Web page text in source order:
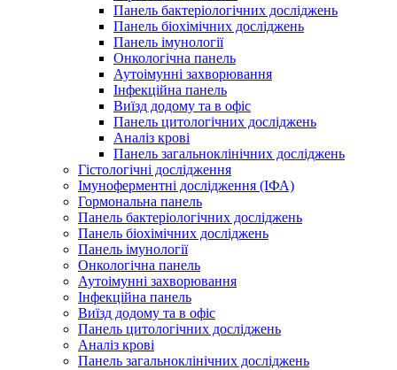
Панель бактеріологічних досліджень
Панель біохімічних досліджень
Панель імунології
Онкологічна панель
Аутоімунні захворювання
Інфекційна панель
Виїзд додому та в офіс
Панель цитологічних досліджень
Аналіз крові
Панель загальноклінічних досліджень
Гістологічні дослідження
Імуноферментні дослідження (ІФА)
Гормональна панель
Панель бактеріологічних досліджень
Панель біохімічних досліджень
Панель імунології
Онкологічна панель
Аутоімунні захворювання
Інфекційна панель
Виїзд додому та в офіс
Панель цитологічних досліджень
Аналіз крові
Панель загальноклінічних досліджень